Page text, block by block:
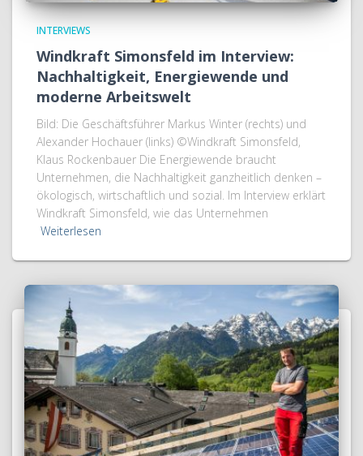
INTERVIEWS
Windkraft Simonsfeld im Interview:
Nachhaltigkeit, Energiewende und
moderne Arbeitswelt
Bild: Die Geschäftsführer Markus Winter (rechts) und
Alexander Hochauer (links) ©Windkraft Simonsfeld,
Klaus Rockenbauer Die Energiewende braucht
Unternehmen, die Nachhaltigkeit ganzheitlich denken –
ökologisch, wirtschaftlich und sozial. Im Interview erklärt
Windkraft Simonsfeld, wie das Unternehmen
Weiterlesen